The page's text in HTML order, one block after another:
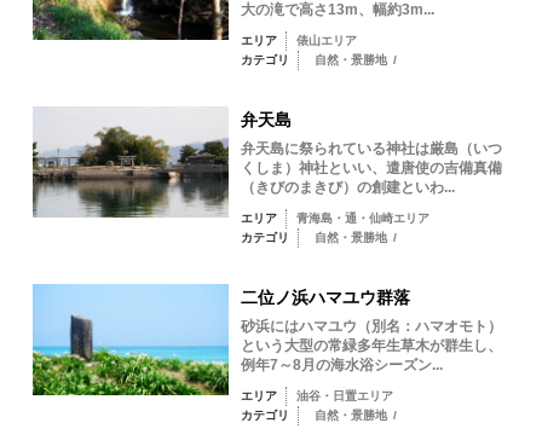
大の滝で高さ13m、幅約3m...
エリア
俵山エリア
カテゴリ
自然・景勝地 /
弁天島
弁天島に祭られている神社は厳島（いつ
くしま）神社といい、遣唐使の吉備真備
（きびのまきび）の創建といわ...
エリア
青海島・通・仙崎エリア
カテゴリ
自然・景勝地 /
二位ノ浜ハマユウ群落
砂浜にはハマユウ（別名：ハマオモト）
という大型の常緑多年生草木が群生し、
例年7～8月の海水浴シーズン...
エリア
油谷・日置エリア
カテゴリ
自然・景勝地 /